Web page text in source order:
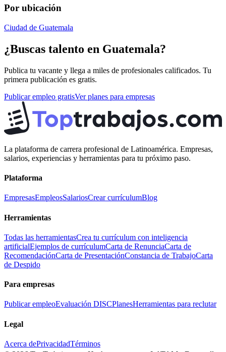
Por ubicación
Ciudad de Guatemala
¿Buscas talento en Guatemala?
Publica tu vacante y llega a miles de profesionales calificados. Tu
primera publicación es gratis.
Publicar empleo gratisVer planes para empresas
La plataforma de carrera profesional de Latinoamérica. Empresas,
salarios, experiencias y herramientas para tu próximo paso.
Plataforma
EmpresasEmpleosSalariosCrear currículumBlog
Herramientas
Todas las herramientasCrea tu currículum con inteligencia
artificialEjemplos de currículumCarta de RenunciaCarta de
RecomendaciónCarta de PresentaciónConstancia de TrabajoCarta
de Despido
Para empresas
Publicar empleoEvaluación DISCPlanesHerramientas para reclutar
Legal
Acerca dePrivacidadTérminos